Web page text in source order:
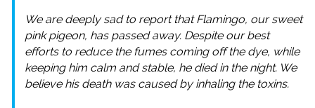
We are deeply sad to report that Flamingo, our sweet
pink pigeon, has passed away. Despite our best
efforts to reduce the fumes coming off the dye, while
keeping him calm and stable, he died in the night. We
believe his death was caused by inhaling the toxins.